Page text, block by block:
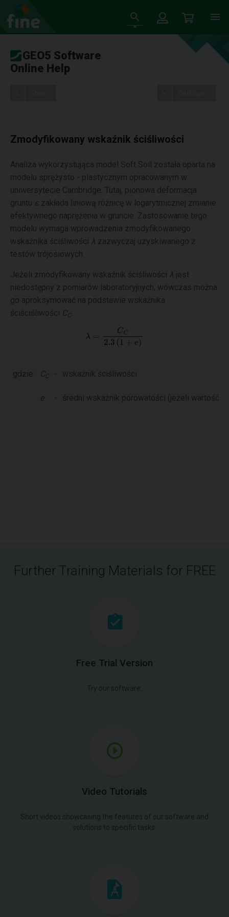
GEO5 Software
Online Help
Zmodyfikowany wskaźnik ściśliwości
Analiza wykorzystująca model Soft Soil została oparta na
modelu sprężysto - plastycznym opracowanym w
uniwersytecie Cambridge. Tutaj, pionowa deformacja
gruntu ε zakłada liniową różnicę w logarytmicznej zmianie
efektywnego naprężenia w gruncie. Zastosowanie tego
modelu wymaga wprowadzenia zmodyfikowanego
wskaźnika ściśliwości λ zazwyczaj uzyskiwanego z
testów trójosiowych.
Jeżeli zmodyfikowany wskaźnik ściśliwości λ jest
niedostępny z pomiarów laboratoryjnych, wówczas można
go aproksymować na podstawie wskaźnika
ściściśliwości CC
gdzie: C - wskaźnik ściśliwości
e - średni wskaźnik porowatości (jeżeli wartość
Further Training Materials for FREE
Free Trial Version
Try our software.
Video Tutorials
Short videos showcasing the features of our software and
solutions to specific tasks.